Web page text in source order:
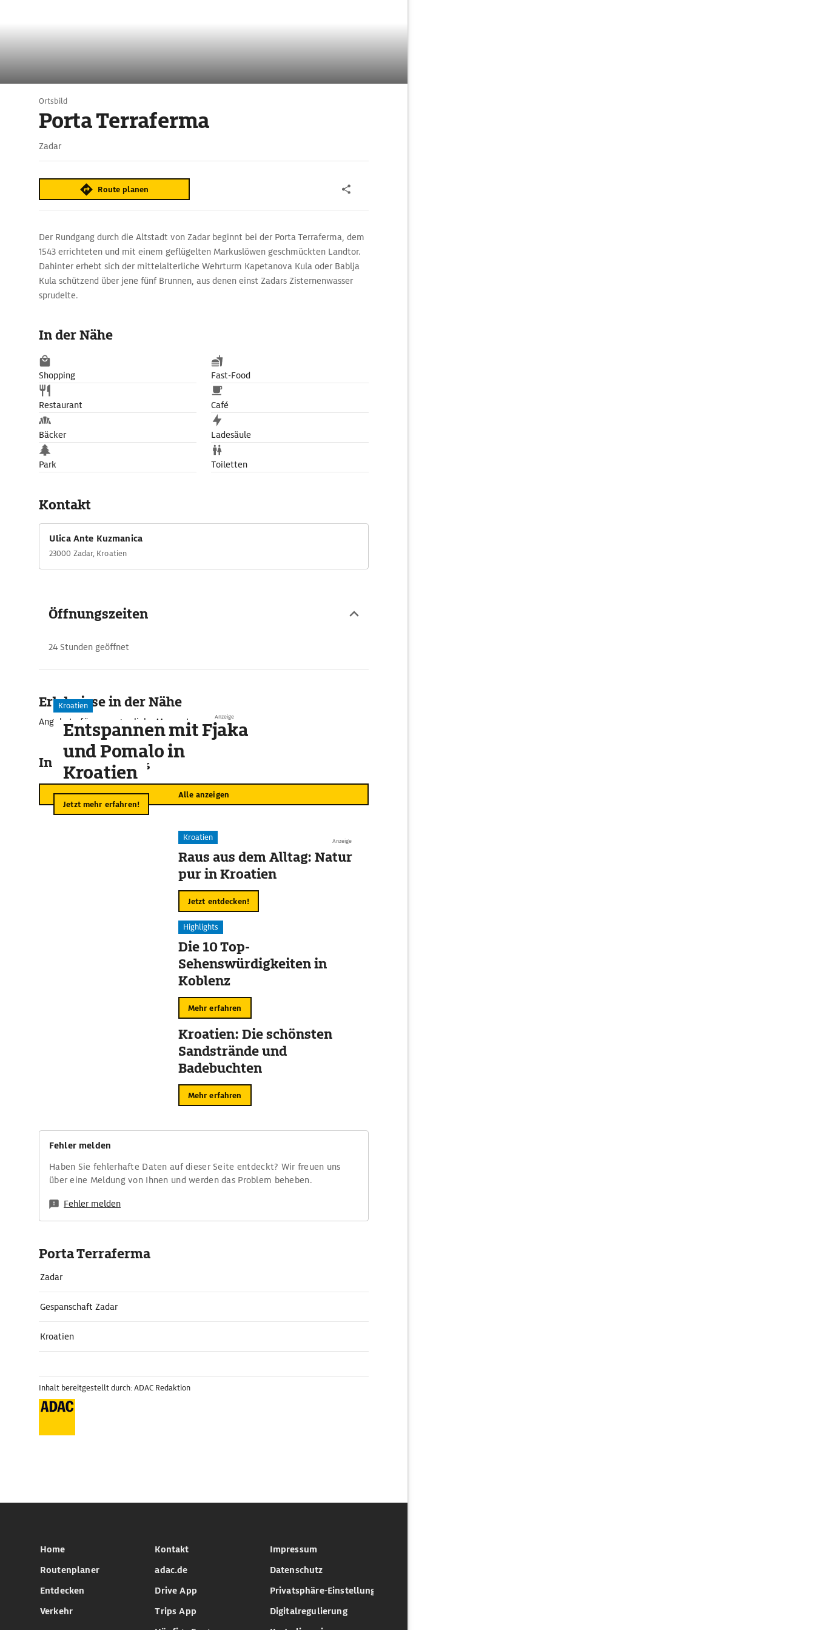
Ortsbild
Porta Terraferma
Zadar
Route planen
Der Rundgang durch die Altstadt von Zadar beginnt bei der Porta Terraferma, dem
1543 errichteten und mit einem geflügelten Markuslöwen geschmückten Landtor.
Dahinter erhebt sich der mittelalterliche Wehrturm Kapetanova Kula oder Bablja
Kula schützend über jene fünf Brunnen, aus denen einst Zadars Zisternenwasser
sprudelte.
In der Nähe
Shopping Fast-Food
Restaurant Café
Bäcker Ladesäule
Park Toiletten
Kontakt
Ulica Ante Kuzmanica
23000 Zadar, Kroatien
Öffnungszeiten
24 Stunden geöffnet
Erlebnisse in der Nähe
Angebote für unvergessliche Momente
In der Umgebung
Alle anzeigen
Anzeige
Kroatien
Entspannen mit Fjaka
und Pomalo in
Kroatien
Jetzt mehr erfahren!
Anzeige
Kroatien
Raus aus dem Alltag: Natur
pur in Kroatien
Jetzt entdecken!
Highlights
Die 10 Top-
Sehenswürdigkeiten in
Koblenz
Mehr erfahren
Kroatien: Die schönsten
Sandstrände und
Badebuchten
Mehr erfahren
Fehler melden
Haben Sie fehlerhafte Daten auf dieser Seite entdeckt? Wir freuen uns
über eine Meldung von Ihnen und werden das Problem beheben.
Fehler melden
Porta Terraferma
Zadar
Gespanschaft Zadar
Kroatien
Inhalt bereitgestellt durch: ADAC Redaktion
Home
Routenplaner
Entdecken
Verkehr
Kontakt
adac.de
Drive App
Trips App
Impressum
Datenschutz
Privatsphäre-Einstellungen
Digitalregulierung